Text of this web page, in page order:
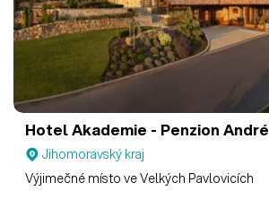
Hotel Akademie - Penzion André
Jihomoravský kraj
Výjimečné místo ve Velkých Pavlovicích